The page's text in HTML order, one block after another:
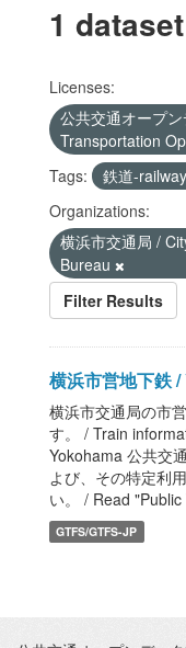
1
Licenses:
公共交通オープ
Transportation
Tags:
鉄道-railway
Organizations:
横浜市交通局 /
Bureau
Filter Results
横浜市営地下鉄
横浜市交通局の市
す。 / Train
Yokohama 公共交
よび、その特定利
い。 / Read
GTFS/GTFS-JP